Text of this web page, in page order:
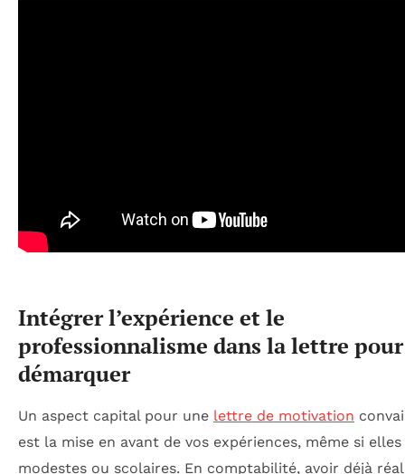
Intégrer l’expérience et le
professionnalisme dans la lettre pour
démarquer
Un aspect capital pour une lettre de motivation
est la mise en avant de vos expériences, même si
modestes ou scolaires. En comptabilité, avoir déjà